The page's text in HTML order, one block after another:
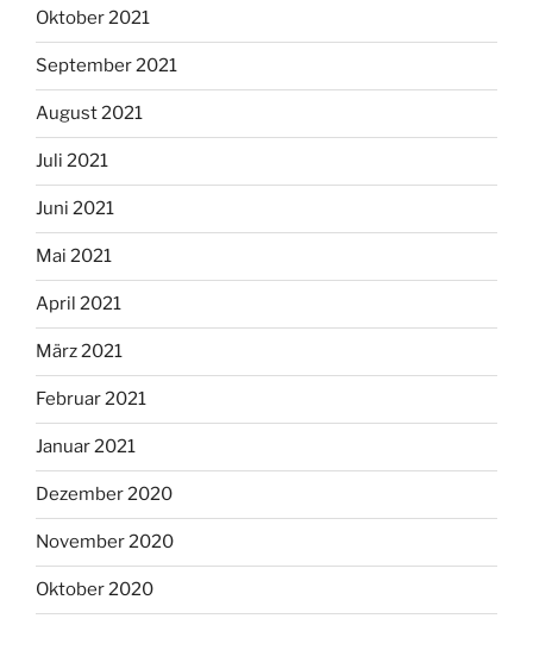
Oktober 2021
September 2021
August 2021
Juli 2021
Juni 2021
Mai 2021
April 2021
März 2021
Februar 2021
Januar 2021
Dezember 2020
November 2020
Oktober 2020